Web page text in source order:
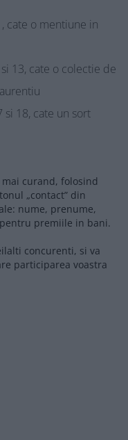
cate o mentiune in
13, cate o colectie de
si 18, cate un sort
curand, folosind
„contact” din
nume, prenume,
premiile in bani.
concurenti, si va
participarea voastra